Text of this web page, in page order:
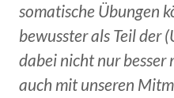
somatische Übungen
bewusster als Teil der
dabei nicht nur besser
auch mit unseren